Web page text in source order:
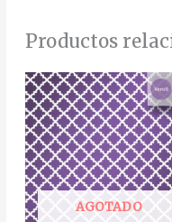
Productos
AGOTADO